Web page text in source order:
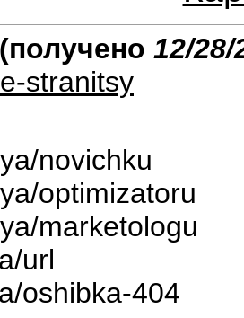
12/28/
stranitsy
novichku
optimizatoru
marketologu
url
oshibka-404